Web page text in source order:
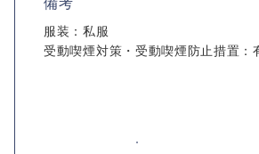
服装：私服
受動喫煙対策・受動喫煙防止措置：